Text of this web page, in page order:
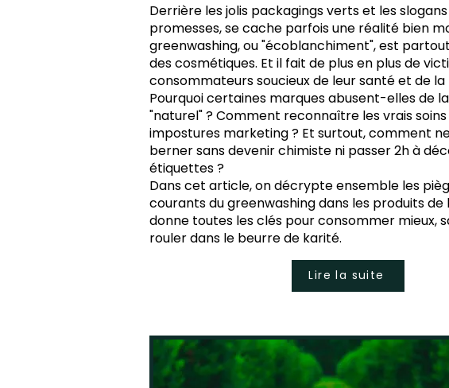
Derrière les jolis packagings verts et les
promesses, se cache parfois une réalité bien
greenwashing, ou "écoblanchiment", est
des cosmétiques. Et il fait de plus en plus de
consommateurs soucieux de leur santé et de
Pourquoi certaines marques abusent-elles de
"naturel" ? Comment reconnaître les vrais
impostures marketing ? Et surtout, comment
berner sans devenir chimiste ni passer 2h à
étiquettes ?
Dans cet article, on décrypte ensemble les
courants du greenwashing dans les produits de
donne toutes les clés pour consommer mieux,
rouler dans le beurre de karité.
Lire la suite